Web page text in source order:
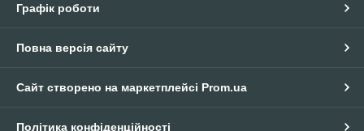
Графік роботи
Повна версія сайту
Сайт створено на маркетплейсі Prom.ua
Політика конфіденційності